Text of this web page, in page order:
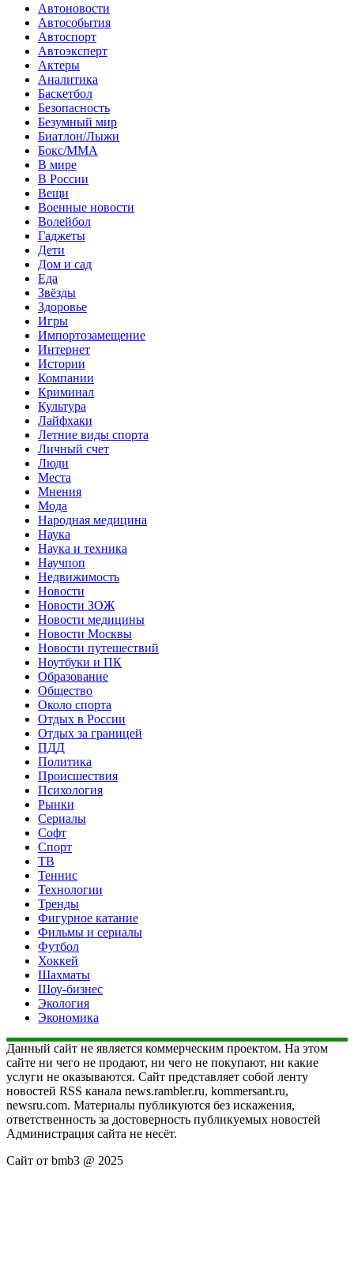
Автоновости
Автособытия
Автоспорт
Автоэксперт
Актеры
Аналитика
Баскетбол
Безопасность
Безумный мир
Биатлон/Лыжи
Бокс/MMA
В мире
В России
Вещи
Военные новости
Волейбол
Гаджеты
Дети
Дом и сад
Еда
Звёзды
Здоровье
Игры
Импортозамещение
Интернет
Истории
Компании
Криминал
Культура
Лайфхаки
Летние виды спорта
Личный счет
Люди
Места
Мнения
Мода
Народная медицина
Наука
Наука и техника
Научпоп
Недвижимость
Новости
Новости ЗОЖ
Новости медицины
Новости Москвы
Новости путешествий
Ноутбуки и ПК
Образование
Общество
Около спорта
Отдых в России
Отдых за границей
ПДД
Политика
Происшествия
Психология
Рынки
Сериалы
Софт
Спорт
ТВ
Теннис
Технологии
Тренды
Фигурное катание
Фильмы и сериалы
Футбол
Хоккей
Шахматы
Шоу-бизнес
Экология
Экономика
Данный сайт не является коммерческим проектом. На этом
сайте ни чего не продают, ни чего не покупают, ни какие
услуги не оказываются. Сайт представляет собой ленту
новостей RSS канала news.rambler.ru, kommersant.ru,
newsru.com. Материалы публикуются без искажения,
ответственность за достоверность публикуемых новостей
Администрация сайта не несёт.
Сайт от bmb3 @ 2025